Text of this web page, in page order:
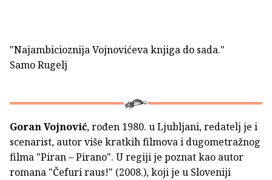
"Najambicioznija Vojnovićeva knjiga do sada."
Samo Rugelj
Goran Vojnović, rođen 1980. u Ljubljani, redatelj je i
scenarist, autor više kratkih filmova i dugometražnog
filma "Piran – Pirano". U regiji je poznat kao autor
romana "Čefuri raus!" (2008.), koji je u Sloveniji